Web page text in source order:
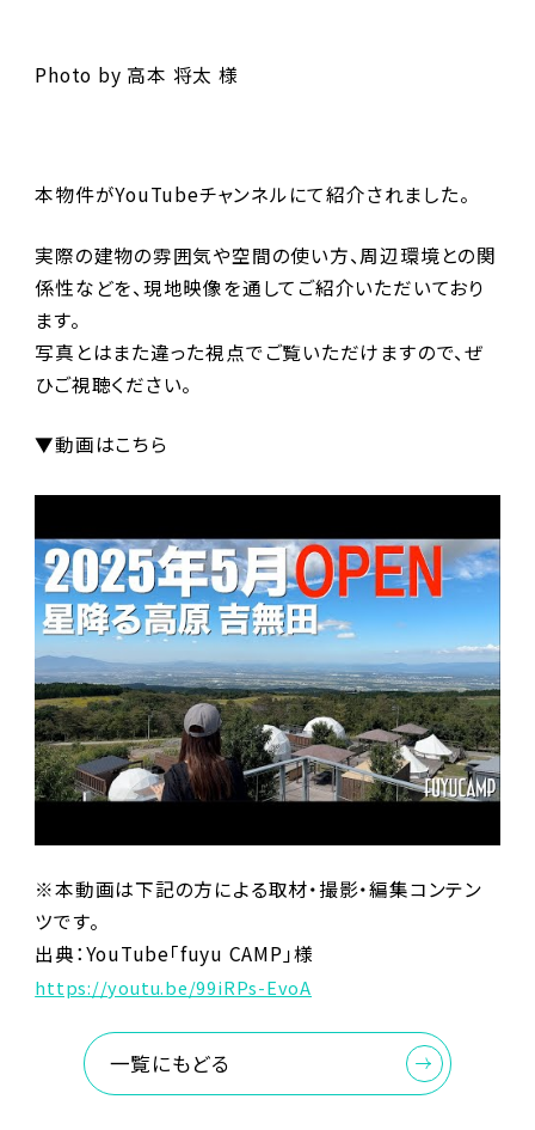
Photo by 高本 将太 様
本物件がYouTubeチャンネルにて紹介されました。
実際の建物の雰囲気や空間の使い方、周辺環境との関
係性などを、現地映像を通してご紹介いただいており
ます。
写真とはまた違った視点でご覧いただけますので、ぜ
ひご視聴ください。
▼動画はこちら
※本動画は下記の方による取材・撮影・編集コンテン
ツです。
出典：YouTube「fuyu CAMP」様
https://youtu.be/99iRPs-EvoA
一覧にもどる